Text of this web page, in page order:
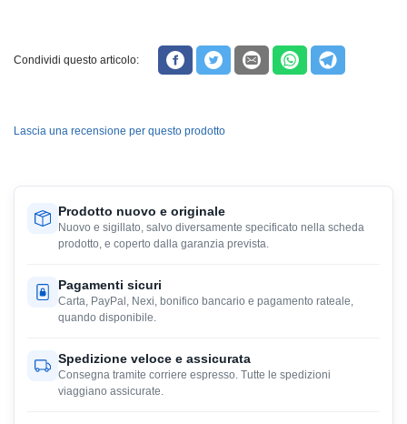
Condividi questo articolo:
Lascia una recensione per questo prodotto
Prodotto nuovo e originale
Nuovo e sigillato, salvo diversamente specificato nella scheda
prodotto, e coperto dalla garanzia prevista.
Pagamenti sicuri
Carta, PayPal, Nexi, bonifico bancario e pagamento rateale,
quando disponibile.
Spedizione veloce e assicurata
Consegna tramite corriere espresso. Tutte le spedizioni
viaggiano assicurate.